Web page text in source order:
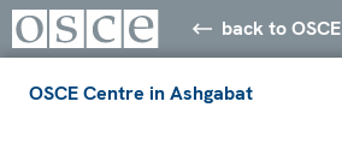
back to OSCE
OSCE Centre in Ashgabat